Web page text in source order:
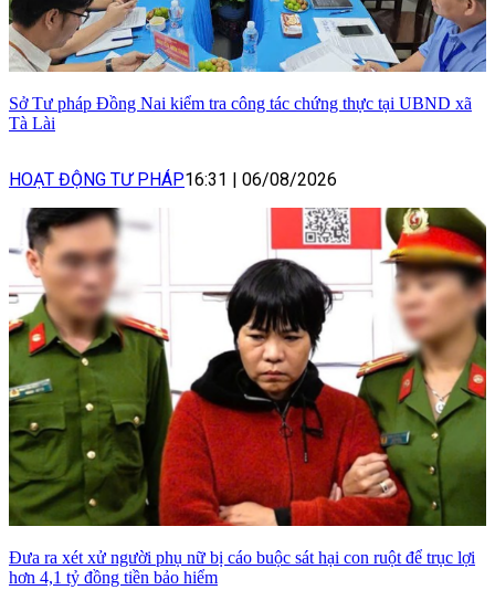
Sở Tư pháp Đồng Nai kiểm tra công tác chứng thực tại UBND xã
Tà Lài
HOẠT ĐỘNG TƯ PHÁP16:31 06/08/2026
Đưa ra xét xử người phụ nữ bị cáo buộc sát hại con ruột để trục lợi
hơn 4,1 tỷ đồng tiền bảo hiểm